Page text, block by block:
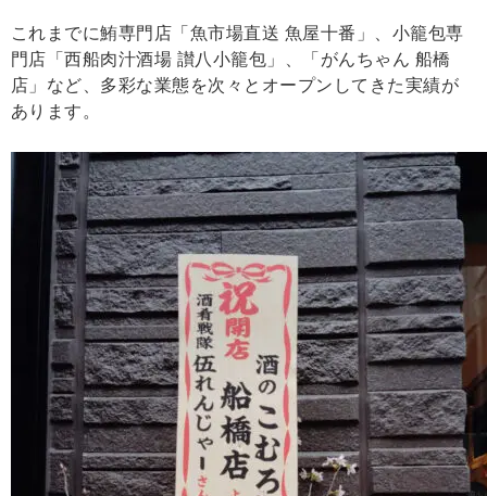
これまでに鮪専門店「魚市場直送 魚屋十番」、小籠包専
門店「西船肉汁酒場 讃八小籠包」、「がんちゃん 船橋
店」など、多彩な業態を次々とオープンしてきた実績が
あります。